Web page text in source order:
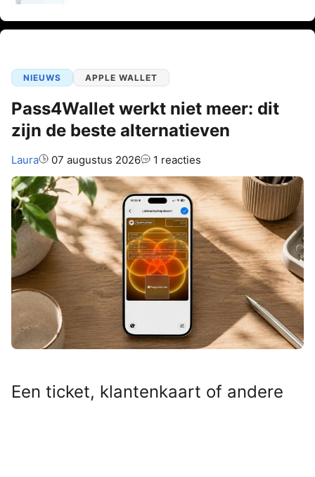
NIEUWS APPLE WALLET
Pass4Wallet werkt niet meer: dit
zijn de beste alternatieven
Auteur:
Laura 07 augustus 2026 1 reacties
Een ticket, klantenkaart of andere